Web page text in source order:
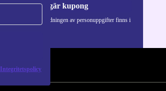
Integritetspolicy
Begär kupong
Information om användningen av personuppgifter finns i